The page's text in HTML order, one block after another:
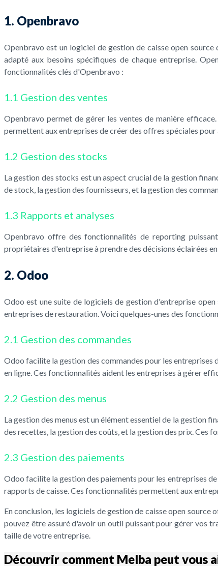
1. Openbravo
Openbravo est un logiciel de gestion de caisse open
adapté aux besoins spécifiques de chaque entreprise.
fonctionnalités clés d'Openbravo :
1.1 Gestion des ventes
Openbravo permet de gérer les ventes de manière
permettent aux entreprises de créer des offres spéciales
1.2 Gestion des stocks
La gestion des stocks est un aspect crucial de la gestion
de stock, la gestion des fournisseurs, et la gestion des
1.3 Rapports et analyses
Openbravo offre des fonctionnalités de reporting
propriétaires d'entreprise à prendre des décisions éclairées
2. Odoo
Odoo est une suite de logiciels de gestion d'entreprise
entreprises de restauration. Voici quelques-unes des
2.1 Gestion des commandes
Odoo facilite la gestion des commandes pour les
en ligne. Ces fonctionnalités aident les entreprises à gérer
2.2 Gestion des menus
La gestion des menus est un élément essentiel de la gestion
des recettes, la gestion des coûts, et la gestion des prix.
2.3 Gestion des paiements
Odoo facilite la gestion des paiements pour les entreprises
rapports de caisse. Ces fonctionnalités permettent aux
En conclusion, les logiciels de gestion de caisse open
pouvez être assuré d'avoir un outil puissant pour gérer vos
taille de votre entreprise.
Découvrir comment Melba peut vous